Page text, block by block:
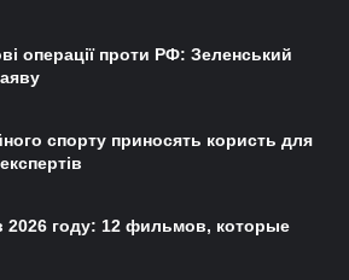
операції проти РФ: Зеленський
спорту приносять користь для
2026 году: 12 фильмов, которые